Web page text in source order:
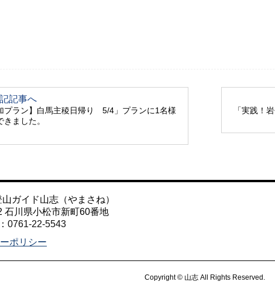
「実践！
記事へ
プラン】白馬主稜日帰り 5/4」プランに1名様
きました。
ガイド山志（やまさね）
石川県小松市新町60番地
0761-22-5543
ポリシー
Copyright © 山志 All Rights Reserved.